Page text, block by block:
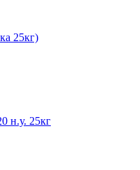
25кг)
н.у. 25кг